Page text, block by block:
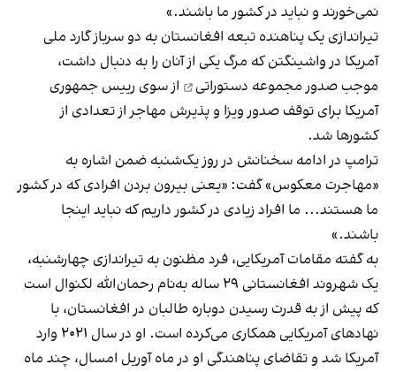
نمی‌خورند و نباید در کشور ما باشند.»
تیراندازی یک پناهنده تبعه افغانستان به دو سرباز گارد ملی
آمریکا در واشینگتن که مرگ یکی از آنان را به دنبال داشت،
موجب صدورمجموعه دستوراتی
از سوی رییس جمهوری
آمریکا برای توقف صدور ویزا و پذیرش مهاجر از تعدادی از
کشورها شد.
ترامپ در ادامه سخنانش در روز یک‌شنبه ضمن اشاره به
«مهاجرت معکوس» گفت: «یعنی بیرون ‌بردن افرادی که در کشور
ما هستند... ما افراد زیادی در کشور داریم که نباید اینجا
باشند.»
به گفته مقامات آمریکایی، فرد مظنون به تیراندازی چهارشنبه،
یک شهروند افغانستانی ۲۹ ساله به‌نام رحمان‌الله لکنوال است
که پیش از به قدرت رسیدن دوباره طالبان در افغانستان، با
نهادهای آمریکایی همکاری می‌کرده است. او در سال ۲۰۲۱ وارد
آمریکا شد و تقاضای پناهندگی او در ماه‌ آوریل امسال، چند ماه